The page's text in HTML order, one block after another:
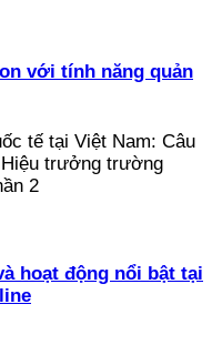
với tính năng quản
hoạt động nổi bật tại